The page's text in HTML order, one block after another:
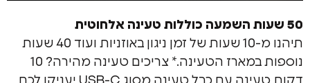
תיהנו מ-10 שעות של זמן ניגון באוזניות ועוד 40 שעות
נוספות במארז הטעינה.* צריכים טעינה מהירה? 10